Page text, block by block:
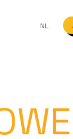
VEELGESTELDE
NL